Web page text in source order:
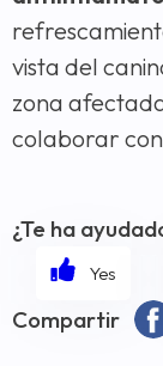
vista del
zona
colaborar
¿Te ha
Compartir